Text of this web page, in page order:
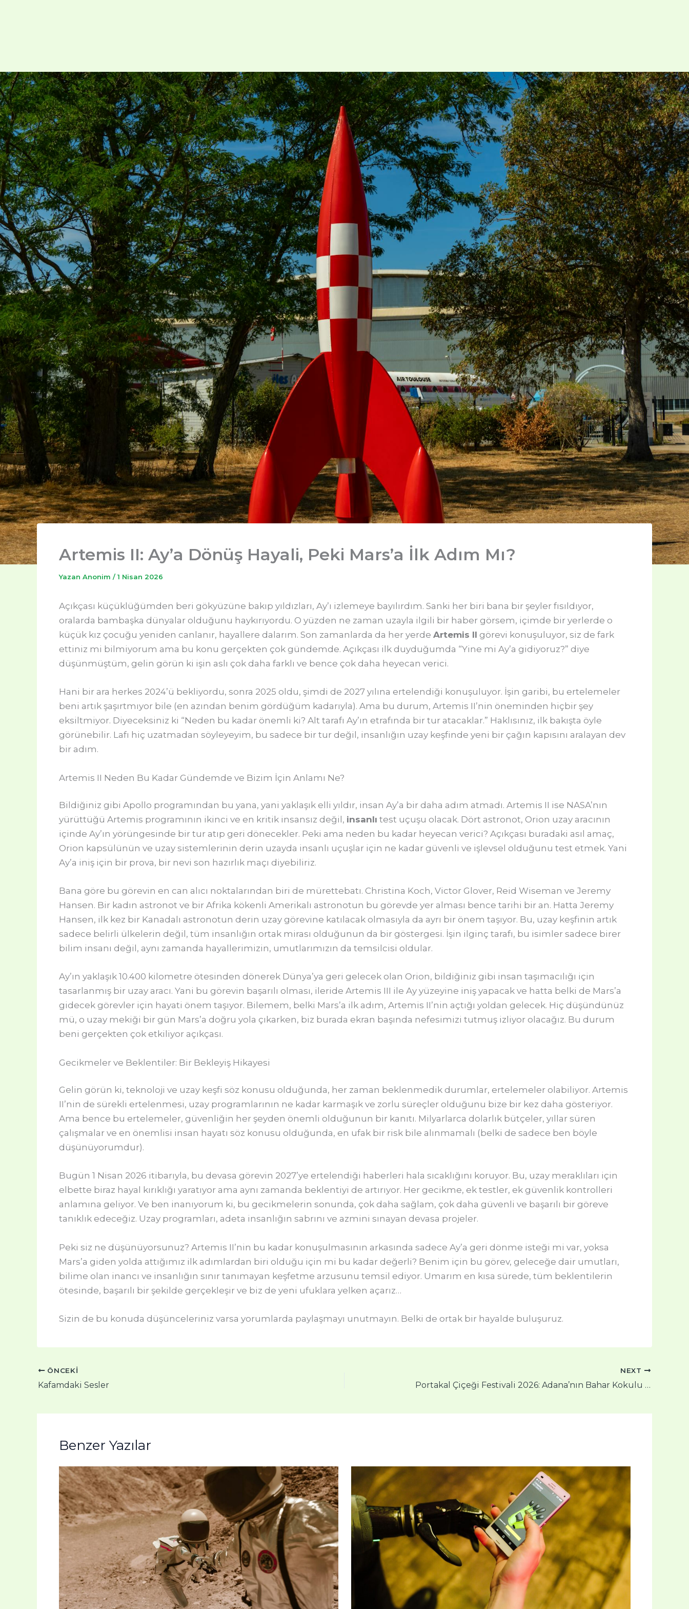
Artemis II: Ay’a Dönüş Hayali, Peki Mars’a İlk Adım Mı?
Yazan Anonim /1 Nisan 2026
Açıkçası küçüklüğümden beri gökyüzüne bakıp yıldızları, Ay’ı izlemeye bayılırdım. Sanki her biri bana bir şeyler fısıldıyor,
oralarda bambaşka dünyalar olduğunu haykırıyordu. O yüzden ne zaman uzayla ilgili bir haber görsem, içimde bir yerlerde o
küçük kız çocuğu yeniden canlanır, hayallere dalarım. Son zamanlarda da her yerde Artemis II görevi konuşuluyor, siz de fark
ettiniz mi bilmiyorum ama bu konu gerçekten çok gündemde. Açıkçası ilk duyduğumda “Yine mi Ay’a gidiyoruz?” diye
düşünmüştüm, gelin görün ki işin aslı çok daha farklı ve bence çok daha heyecan verici.
Hani bir ara herkes 2024’ü bekliyordu, sonra 2025 oldu, şimdi de 2027 yılına ertelendiği konuşuluyor. İşin garibi, bu ertelemeler
beni artık şaşırtmıyor bile (en azından benim gördüğüm kadarıyla). Ama bu durum, Artemis II’nin öneminden hiçbir şey
eksiltmiyor. Diyeceksiniz ki “Neden bu kadar önemli ki? Alt tarafı Ay’ın etrafında bir tur atacaklar.” Haklısınız, ilk bakışta öyle
görünebilir. Lafı hiç uzatmadan söyleyeyim, bu sadece bir tur değil, insanlığın uzay keşfinde yeni bir çağın kapısını aralayan dev
bir adım.
Artemis II Neden Bu Kadar Gündemde ve Bizim İçin Anlamı Ne?
Bildiğiniz gibi Apollo programından bu yana, yani yaklaşık elli yıldır, insan Ay’a bir daha adım atmadı. Artemis II ise NASA’nın
yürüttüğü Artemis programının ikinci ve en kritik insansız değil, insanlı test uçuşu olacak. Dört astronot, Orion uzay aracının
içinde Ay’ın yörüngesinde bir tur atıp geri dönecekler. Peki ama neden bu kadar heyecan verici? Açıkçası buradaki asıl amaç,
Orion kapsülünün ve uzay sistemlerinin derin uzayda insanlı uçuşlar için ne kadar güvenli ve işlevsel olduğunu test etmek. Yani
Ay’a iniş için bir prova, bir nevi son hazırlık maçı diyebiliriz.
Bana göre bu görevin en can alıcı noktalarından biri de mürettebatı. Christina Koch, Victor Glover, Reid Wiseman ve Jeremy
Hansen. Bir kadın astronot ve bir Afrika kökenli Amerikalı astronotun bu görevde yer alması bence tarihi bir an. Hatta Jeremy
Hansen, ilk kez bir Kanadalı astronotun derin uzay görevine katılacak olmasıyla da ayrı bir önem taşıyor. Bu, uzay keşfinin artık
sadece belirli ülkelerin değil, tüm insanlığın ortak mirası olduğunun da bir göstergesi. İşin ilginç tarafı, bu isimler sadece birer
bilim insanı değil, aynı zamanda hayallerimizin, umutlarımızın da temsilcisi oldular.
Ay’ın yaklaşık 10.400 kilometre ötesinden dönerek Dünya’ya geri gelecek olan Orion, bildiğiniz gibi insan taşımacılığı için
tasarlanmış bir uzay aracı. Yani bu görevin başarılı olması, ileride Artemis III ile Ay yüzeyine iniş yapacak ve hatta belki de Mars’a
gidecek görevler için hayati önem taşıyor. Bilemem, belki Mars’a ilk adım, Artemis II’nin açtığı yoldan gelecek. Hiç düşündünüz
mü, o uzay mekiği bir gün Mars’a doğru yola çıkarken, biz burada ekran başında nefesimizi tutmuş izliyor olacağız. Bu durum
beni gerçekten çok etkiliyor açıkçası.
Gecikmeler ve Beklentiler: Bir Bekleyiş Hikayesi
Gelin görün ki, teknoloji ve uzay keşfi söz konusu olduğunda, her zaman beklenmedik durumlar, ertelemeler olabiliyor. Artemis
II’nin de sürekli ertelenmesi, uzay programlarının ne kadar karmaşık ve zorlu süreçler olduğunu bize bir kez daha gösteriyor.
Ama bence bu ertelemeler, güvenliğin her şeyden önemli olduğunun bir kanıtı. Milyarlarca dolarlık bütçeler, yıllar süren
çalışmalar ve en önemlisi insan hayatı söz konusu olduğunda, en ufak bir risk bile alınmamalı (belki de sadece ben böyle
düşünüyorumdur).
Bugün 1 Nisan 2026 itibarıyla, bu devasa görevin 2027’ye ertelendiği haberleri hala sıcaklığını koruyor. Bu, uzay meraklıları için
elbette biraz hayal kırıklığı yaratıyor ama aynı zamanda beklentiyi de artırıyor. Her gecikme, ek testler, ek güvenlik kontrolleri
anlamına geliyor. Ve ben inanıyorum ki, bu gecikmelerin sonunda, çok daha sağlam, çok daha güvenli ve başarılı bir göreve
tanıklık edeceğiz. Uzay programları, adeta insanlığın sabrını ve azmini sınayan devasa projeler.
Peki siz ne düşünüyorsunuz? Artemis II’nin bu kadar konuşulmasının arkasında sadece Ay’a geri dönme isteği mi var, yoksa
Mars’a giden yolda attığımız ilk adımlardan biri olduğu için mi bu kadar değerli? Benim için bu görev, geleceğe dair umutları,
bilime olan inancı ve insanlığın sınır tanımayan keşfetme arzusunu temsil ediyor. Umarım en kısa sürede, tüm beklentilerin
ötesinde, başarılı bir şekilde gerçekleşir ve biz de yeni ufuklara yelken açarız…
Sizin de bu konuda düşünceleriniz varsa yorumlarda paylaşmayı unutmayın. Belki de ortak bir hayalde buluşuruz.
ÖNCEKI
Kafamdaki Sesler
NEXT
Portakal Çiçeği Festivali 2026: Adana’nın Bahar Kokulu Rüyası
Benzer Yazılar